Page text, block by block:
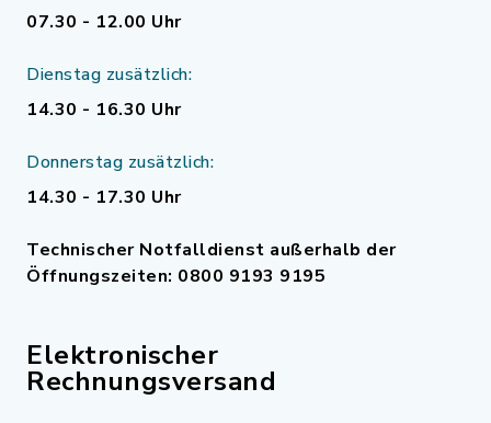
07.30 - 12.00 Uhr
Dienstag zusätzlich:
14.30 - 16.30 Uhr
Donnerstag zusätzlich:
14.30 - 17.30 Uhr
Technischer Notfalldienst außerhalb der
Öffnungszeiten: 0800 9193 9195
Elektronischer
Rechnungsversand